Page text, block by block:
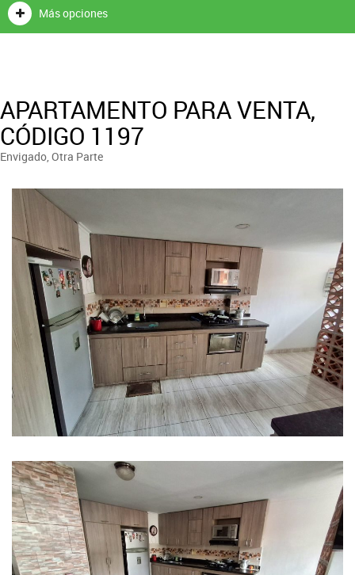
Más opciones
APARTAMENTO PARA VENTA,
CÓDIGO 1197
Envigado, Otra Parte